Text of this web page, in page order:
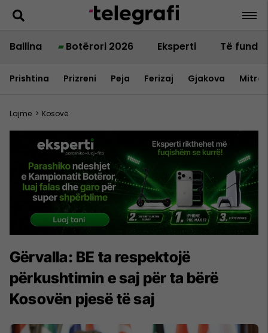
Ballina Botërori 2026 Eksperti Të fundit
Prishtina Prizreni Peja Ferizaj Gjakova
Lajme > Kosovë
​Gërvalla: BE ta respektojë
përkushtimin e saj për ta bërë
Kosovën pjesë të saj